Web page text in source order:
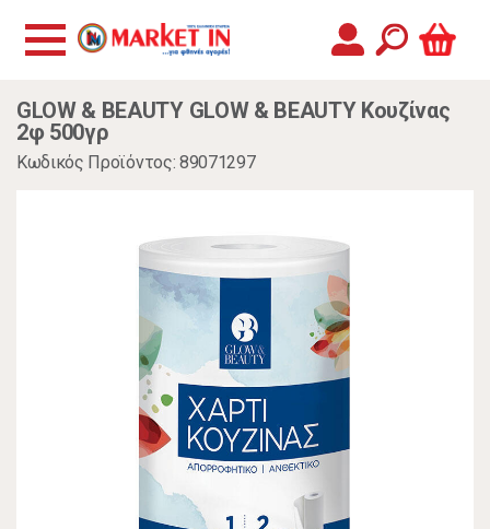
GLOW & BEAUTY GLOW & BEAUTY Κουζίνας
2φ 500γρ
Κωδικός Προϊόντος: 89071297